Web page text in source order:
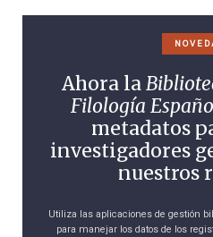
Ahora la
Filología
metadatos
investigadores
nuestros
Utiliza las aplicaciones de gestión
para manejar los datos de los